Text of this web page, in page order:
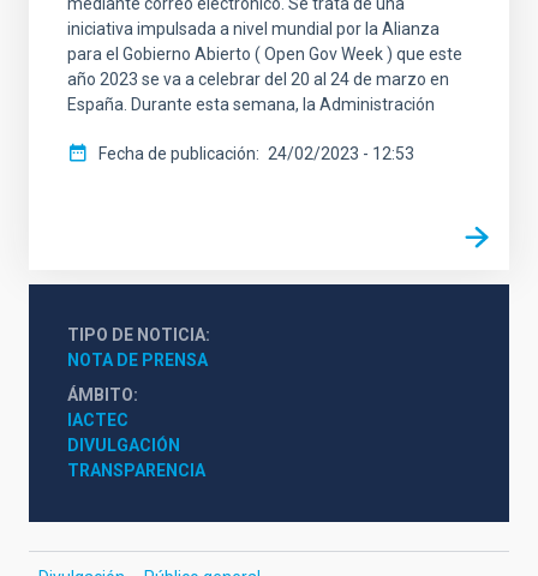
iniciativa impulsada a nivel mundial por la Alianza
para el Gobierno Abierto ( Open Gov Week ) que este
año 2023 se va a celebrar del 20 al 24 de marzo en
España. Durante esta semana, la Administración
Fecha de publicación 24/02/2023 - 12:53
TIPO DE NOTICIA
NOTA DE PRENSA
ÁMBITO
IACTEC
DIVULGACIÓN
TRANSPARENCIA